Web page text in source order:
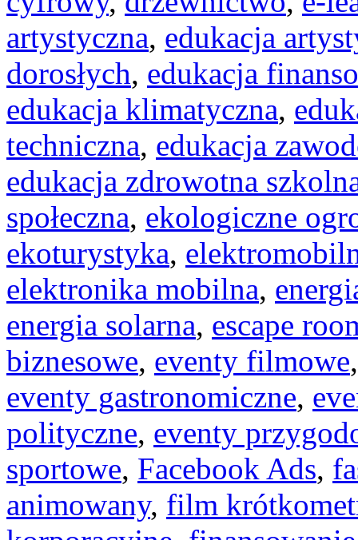
artystyczna, edukacja
dorosłych, edukacja
edukacja klimatyczna,
techniczna, edukacja
edukacja zdrowotna
społeczna, ekologiczne
ekoturystyka,
elektronika mobilna,
energia solarna, escape
biznesowe, eventy filmowe
eventy gastronomiczne,
polityczne, eventy
sportowe, Facebook Ads,
animowany, film